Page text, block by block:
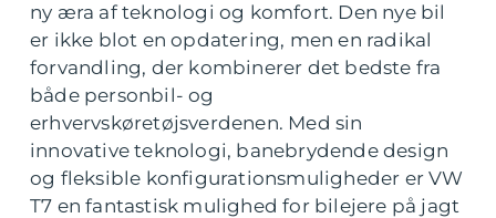
ny æra af teknologi og komfort. Den nye bil
er ikke blot en opdatering, men en radikal
forvandling, der kombinerer det bedste fra
både personbil- og
erhvervskøretøjsverdenen. Med sin
innovative teknologi, banebrydende design
og fleksible konfigurationsmuligheder er VW
T7 en fantastisk mulighed for bilejere på jagt